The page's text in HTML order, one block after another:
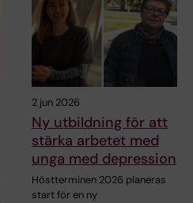
2 jun 2026
Ny utbildning för att
stärka arbetet med
unga med depression
Höstterminen 2026 planeras
start för en ny